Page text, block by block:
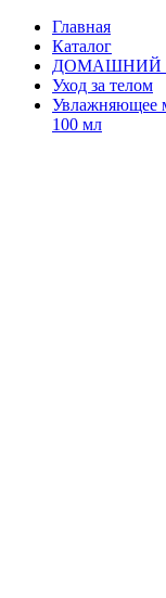
Главная
Каталог
ДОМАШНИЙ
Уход за телом
Увлажняющее
100 мл